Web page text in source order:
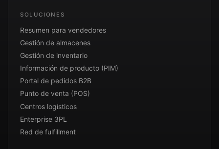
SOLUCIONES
Resumen para vendedores
Gestión de almacenes
Gestión de inventario
Información de producto (PIM)
Portal de pedidos B2B
Punto de venta (POS)
Centros logísticos
Enterprise 3PL
Red de fulfillment